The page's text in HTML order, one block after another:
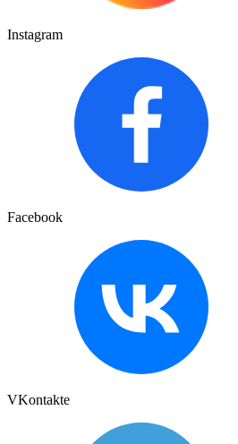
Instagram
Facebook
VKontakte